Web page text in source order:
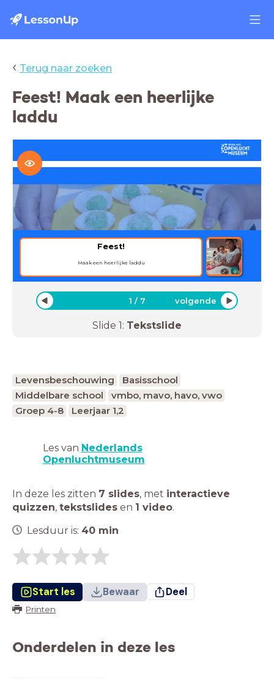
‹ Terug naar zoeken
Feest! Maak een heerlijke
laddu
Feest!
Maak een heerlijke laddu
1 / 7 volgende
Slide 1: Tekstslide
Levensbeschouwing
Basisschool
Middelbare school
vmbo, mavo, havo, vwo
Groep 4-8
Leerjaar 1,2
Les van Nederlands
Openluchtmuseum
In deze les zitten 7 slides, met interactieve
quizzen, tekstslides en 1 video.
Lesduur is: 40 min
Start les Bewaar Deel
Printen
Onderdelen in deze les